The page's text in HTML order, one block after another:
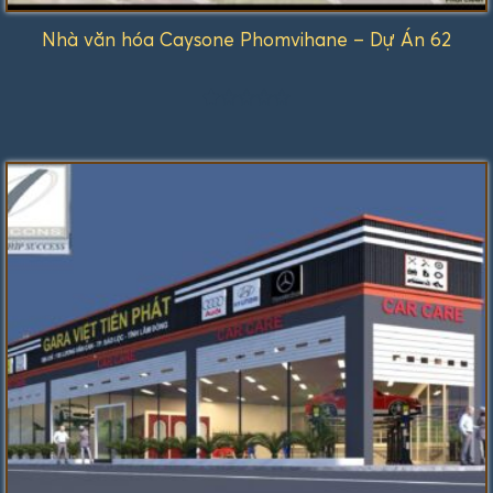
Nhà văn hóa Caysone Phomvihane – Dự Án 62
hạng